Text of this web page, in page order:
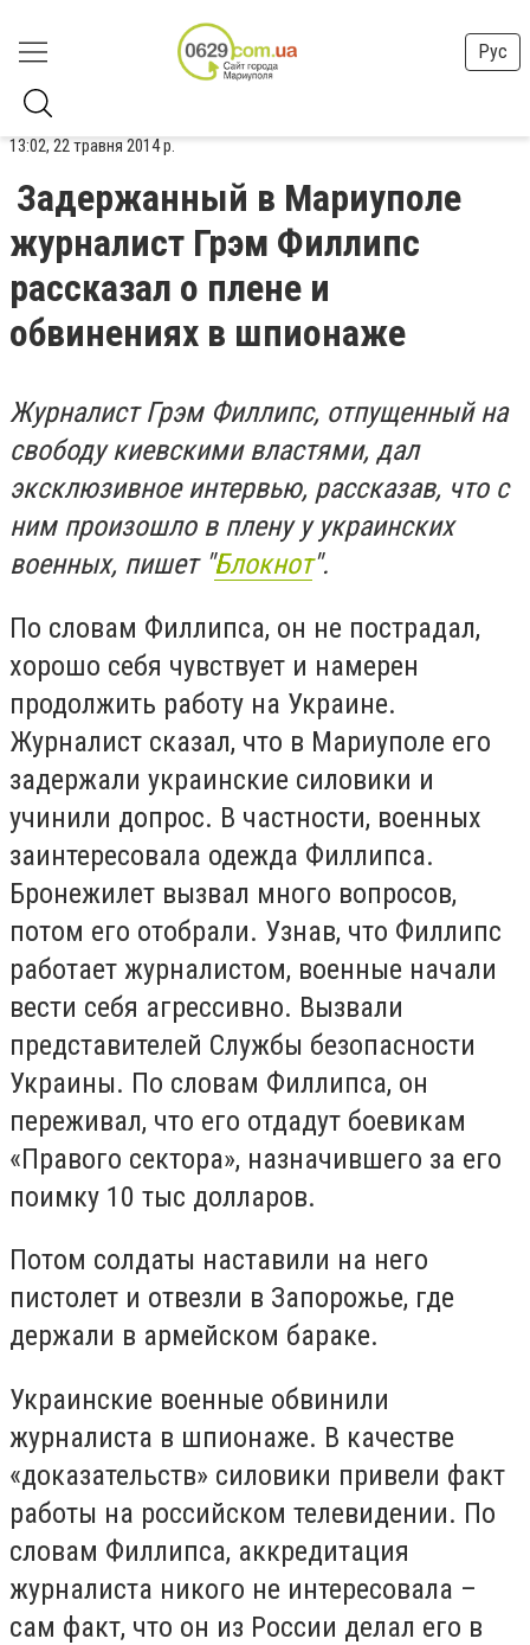
Рус
13:02, 22 травня 2014 р.
Задержанный в Мариуполе
журналист Грэм Филлипс
рассказал о плене и
обвинениях в шпионаже
Журналист Грэм Филлипс, отпущенный на
свободу киевскими властями, дал
эксклюзивное интервью, рассказав, что с
ним произошло в плену у украинских
военных, пишет "Блокнот".
По словам Филлипса, он не пострадал,
хорошо себя чувствует и намерен
продолжить работу на Украине.
Журналист сказал, что в Мариуполе его
задержали украинские силовики и
учинили допрос. В частности, военных
заинтересовала одежда Филлипса.
Бронежилет вызвал много вопросов,
потом его отобрали. Узнав, что Филлипс
работает журналистом, военные начали
вести себя агрессивно. Вызвали
представителей Службы безопасности
Украины. По словам Филлипса, он
переживал, что его отдадут боевикам
«Правого сектора», назначившего за его
поимку 10 тыс долларов.
Потом солдаты наставили на него
пистолет и отвезли в Запорожье, где
держали в армейском бараке.
Украинские военные обвинили
журналиста в шпионаже. В качестве
«доказательств» силовики привели факт
работы на российском телевидении. По
словам Филлипса, аккредитация
журналиста никого не интересовала –
сам факт, что он из России делал его в